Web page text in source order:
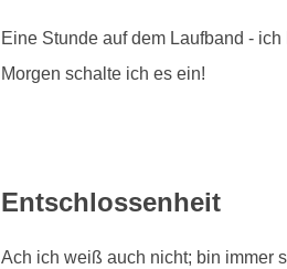
Eine Stunde auf dem Laufband -
Morgen schalte ich es ein!
Entschlossenheit
Ach ich weiß auch nicht; bin immer